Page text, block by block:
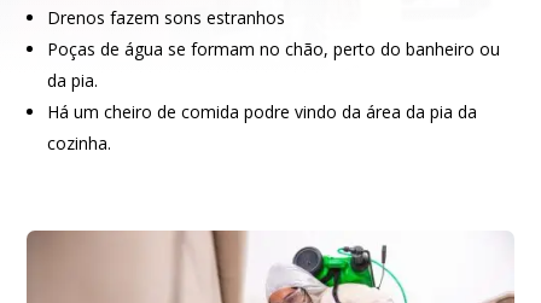
Drenos fazem sons estranhos
Poças de água se formam no chão, perto do banheiro ou
da pia.
Há um cheiro de comida podre vindo da área da pia da
cozinha.